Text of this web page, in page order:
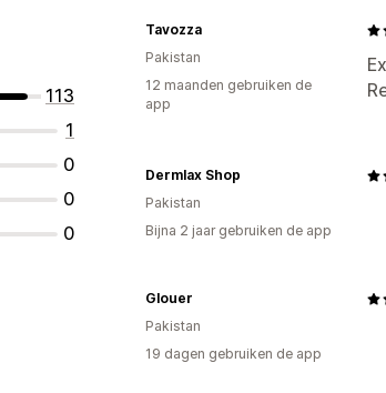
113
1
0
0
0
Tavozza
Pakistan
12 maanden gebruiken de
app
Dermlax Shop
Pakistan
Bijna 2 jaar gebruiken de app
Glouer
Pakistan
19 dagen gebruiken de app